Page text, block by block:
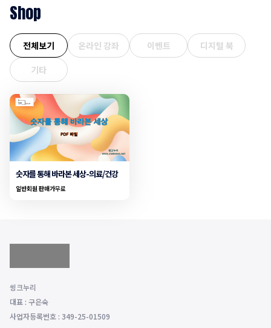
Shop
전체보기 온라인 강좌 이벤트
디지털 북
기타
숫자를 통해 바라본 세상-의료/건강
일반회원 판매가무료
씽크누리
대표 : 구은숙
사업자등록번호 : 349-25-01509